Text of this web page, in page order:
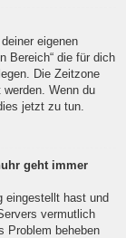
eigenen
Bereich“ die für dich
Die Zeitzone
Wenn du
jetzt zu tun.
geht immer
eingestellt hast und
vermutlich
Problem beheben